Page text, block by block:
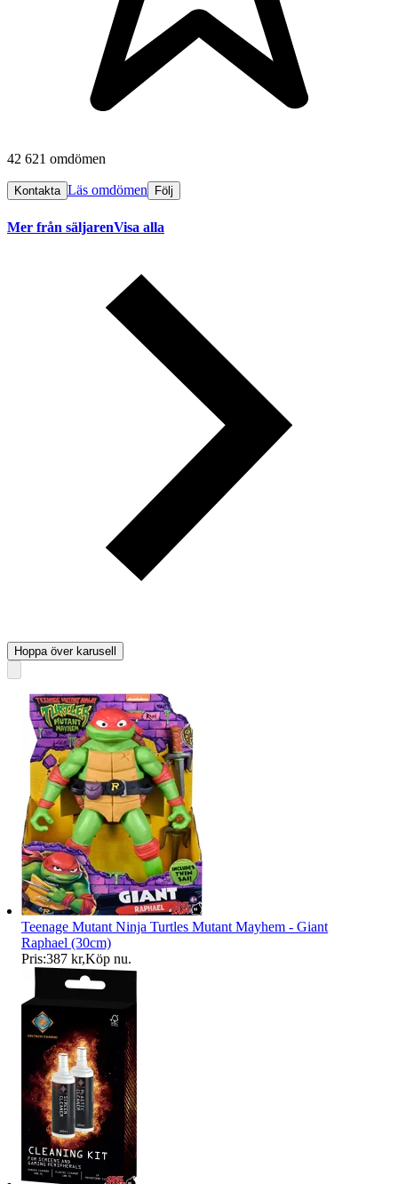
42 621 omdömen
Kontakta Läs omdömen Följ
Mer från säljarenVisa alla
Hoppa över karusell
Teenage Mutant Ninja Turtles Mutant Mayhem - Giant
Raphael (30cm)
Pris:387 kr,Köp nu.